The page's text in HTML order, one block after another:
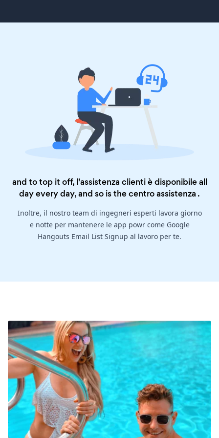
and to top it off, l'assistenza clienti è disponibile all
day every day, and so is thecentro assistenza .
Inoltre, il nostro team di ingegneri esperti lavora giorno
e notte per mantenere le app powr come Google
Hangouts Email List Signup al lavoro per te.